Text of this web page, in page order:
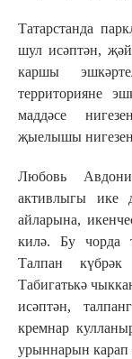
Татарстанда
шул исәптән,
каршы
территорияне
маддәсе
җыелышы
Любовь
активлыгы ике
айларына,
килә. Бу чорда
Талпан
Табигатькә
исәптән,
кремнар
урыннарын карап